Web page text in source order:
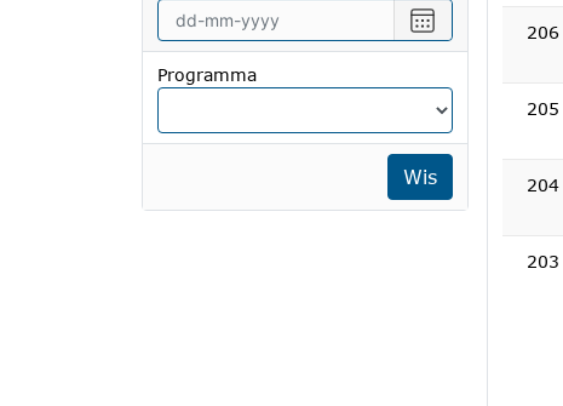
vanaf
Selecteer
een
tot
en
met
Programma
Wis
206
205
204
203